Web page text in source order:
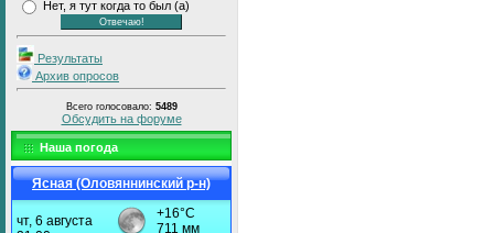
Нет, я тут когда то был (а)
Результаты
Архив опросов
Всего голосовало: 5489
Обсудить на форуме
Наша погода
Ясная (Оловяннинский р-н)